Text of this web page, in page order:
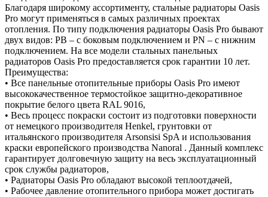
Благодаря широкому ассортименту, стальные радиаторы Oasis
Pro могут применяться в самых различных проектах
отопления. По типу подключения радиаторы Oasis Pro бывают
двух видов: PB – с боковым подключением и PN – с нижним
подключением. На все модели стальных панельных
радиаторов Oasis Pro предоставляется срок гарантии 10 лет.
Преимущества:
• Все панельные отопительные приборы Oasis Pro имеют
высококачественное термостойкое защитно-декоративное
покрытие белого цвета RAL 9016,
• Весь процесс покраски состоит из подготовки поверхности
от немецкого производителя Henkel, грунтовки от
итальянского производителя Arsonsisi SpA и использования
краски европейского производства Nanoral . Данный комплекс
гарантирует долговечную защиту на весь эксплуатационный
срок службы радиаторов,
• Радиаторы Oasis Pro обладают высокой теплоотдачей,
• Рабочее давление отопительного прибора может достигать